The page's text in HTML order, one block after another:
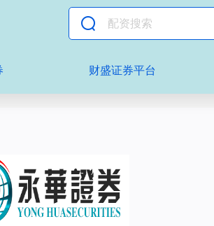
财盛证券平台